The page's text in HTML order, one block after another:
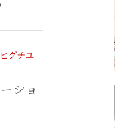
グチユ
ショ